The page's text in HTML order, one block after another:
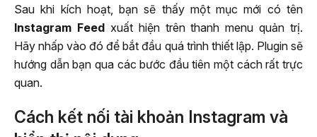
Sau khi kích hoạt, bạn sẽ thấy một mục mới có tên
Instagram Feedxuất hiện trên thanh menu quản trị.
Hãy nhấp vào đó để bắt đầu quá trình thiết lập. Plugin sẽ
hướng dẫn bạn qua các bước đầu tiên một cách rất trực
quan.
Cách kết nối tài khoản Instagram và